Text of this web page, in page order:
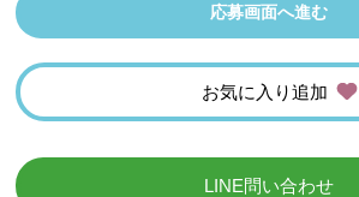
応募画面へ進む
お気に入り追加
LINE問い合わせ